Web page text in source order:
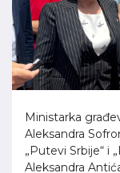
Ministarka
Aleksandra
„Putevi Srbije“ i
Aleksandra